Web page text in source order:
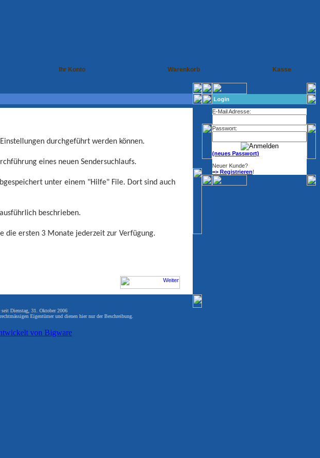
Ihr Konto Warenkorb Kasse
durchgeführt werden können.
eines neuen Sendersuchlaufs.
unter einem "Hilfe" File. Dort sind auch
beschrieben.
die ersten 3 Monate jederzeit zur Verfügung.
Login
E-Mail Adresse:
Passwort:
(neues Passwort)
Neuer Kunde?
=> Registrieren!
Dienstag, 31. Oktober 2006
Eigentümer und dienen hier nur der Beschreibung.
von Bigware